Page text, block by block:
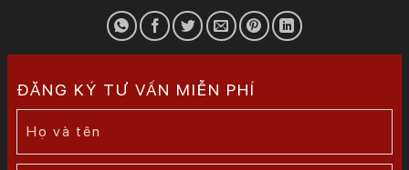
ĐĂNG KÝ TƯ VẤN MIỄN PHÍ